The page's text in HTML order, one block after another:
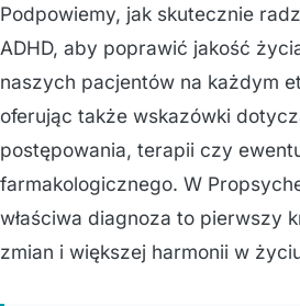
Podpowiemy, jak skutecznie
ADHD, aby poprawić jakość
naszych pacjentów na każdym
oferując także wskazówki
postępowania, terapii czy
farmakologicznego. W
właściwa diagnoza to pierwszy
zmian i większej harmonii w